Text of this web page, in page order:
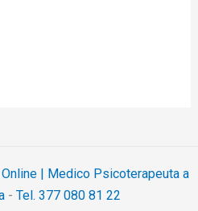
| Medico Psicoterapeuta a
- Tel. 377 080 81 22